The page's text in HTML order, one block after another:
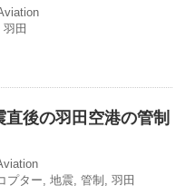
羽田
後の羽田空港の管制
プター, 地震, 管制 , 羽田